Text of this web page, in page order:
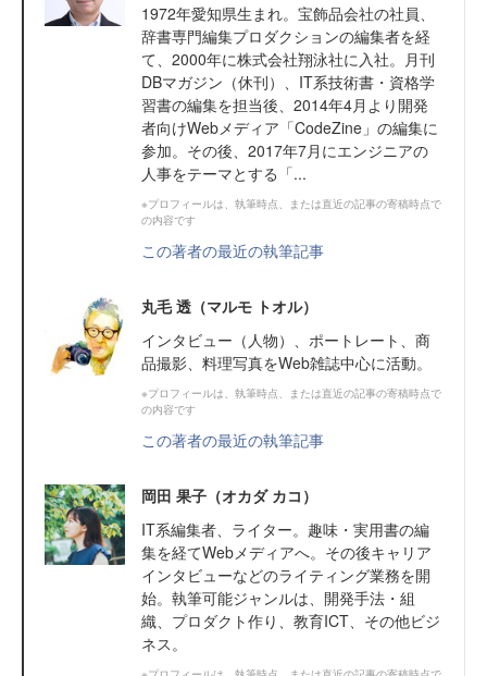
1972年愛知県生まれ。宝飾品会社の社員、
辞書専門編集プロダクションの編集者を経
て、2000年に株式会社翔泳社に入社。月刊
DBマガジン（休刊）、IT系技術書・資格学
習書の編集を担当後、2014年4月より開発
者向けWebメディア「CodeZine」の編集に
参加。その後、2017年7月にエンジニアの
人事をテーマとする「...
※プロフィールは、執筆時点、または直近の記事の寄稿時点で
の内容です
この著者の最近の執筆記事
丸毛 透（マルモ トオル）
インタビュー（人物）、ポートレート、商
品撮影、料理写真をWeb雑誌中心に活動。
※プロフィールは、執筆時点、または直近の記事の寄稿時点で
の内容です
この著者の最近の執筆記事
岡田 果子（オカダ カコ）
IT系編集者、ライター。趣味・実用書の編
集を経てWebメディアへ。その後キャリア
インタビューなどのライティング業務を開
始。執筆可能ジャンルは、開発手法・組
織、プロダクト作り、教育ICT、その他ビジ
ネス。